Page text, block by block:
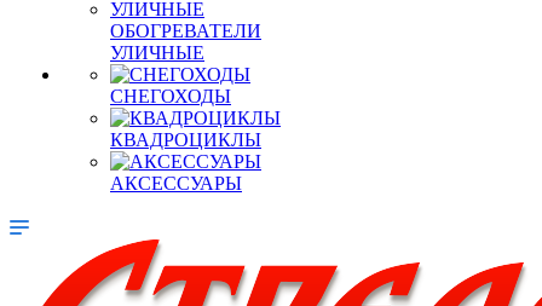
ОБОГРЕВАТЕЛИ
УЛИЧНЫЕ
СНЕГОХОДЫ
КВАДРОЦИКЛЫ
АКСЕССУАРЫ